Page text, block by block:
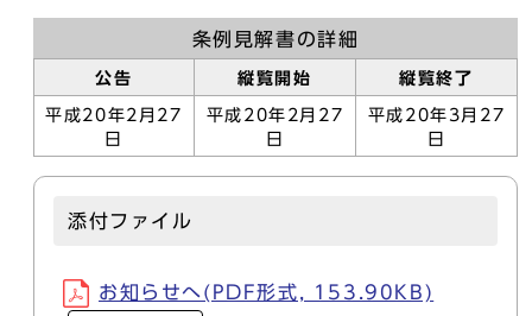
条例見解書の詳細
公告 縦覧開始 縦覧終了
平成20年2月27
日
平成20年2月27
日
平成20年3月27
日
添付ファイル
お知らせへ(PDF形式, 153.90KB)